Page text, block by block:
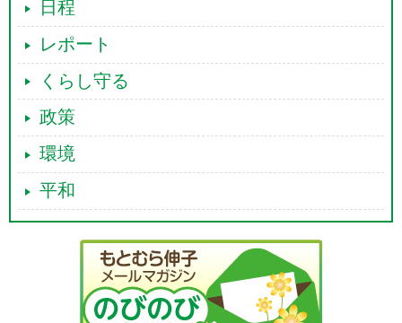
日程
レポート
くらし守る
政策
環境
平和